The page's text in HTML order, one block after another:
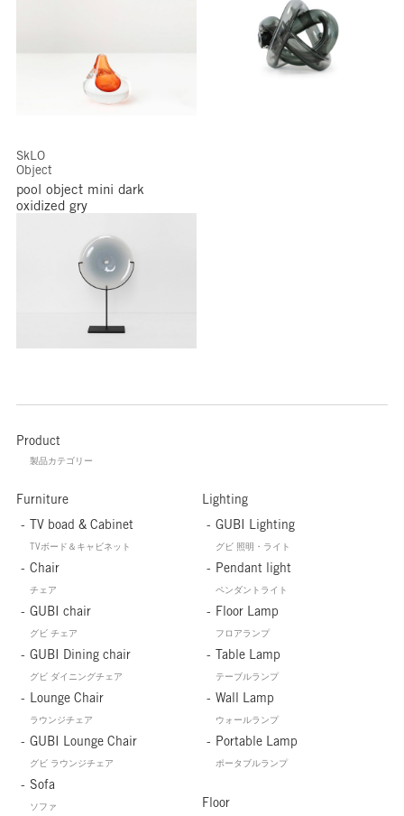
SkLO
Object
pool object mini dark
oxidized gry
Product
製品カテゴリー
Furniture
TV boad & Cabinet
TVボード＆キャビネット
Chair
チェア
GUBI chair
グビ チェア
GUBI Dining chair
グビ ダイニングチェア
Lounge Chair
ラウンジチェア
GUBI Lounge Chair
グビ ラウンジチェア
Sofa
ソファ
Lighting
GUBI Lighting
グビ 照明・ライト
Pendant light
ペンダントライト
Floor Lamp
フロアランプ
Table Lamp
テーブルランプ
Wall Lamp
ウォールランプ
Portable Lamp
ポータブルランプ
Floor